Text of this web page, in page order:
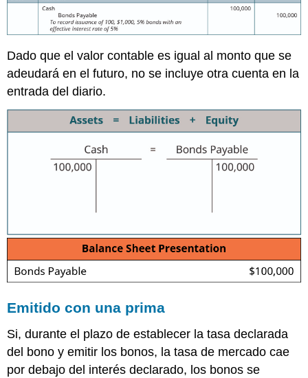
Dado que el valor contable es igual al monto que se
adeudará en el futuro, no se incluye otra cuenta en la
entrada del diario.
Emitido con una prima
Si, durante el plazo de establecer la tasa declarada
del bono y emitir los bonos, la tasa de mercado cae
por debajo del interés declarado, los bonos se